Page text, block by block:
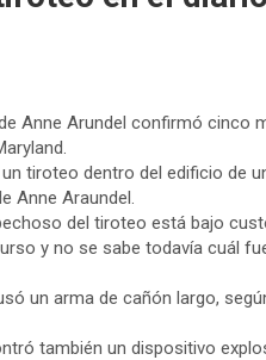
Anne Arundel confirmó
tiroteo dentro del edificio de
Anne Araundel.
del tiroteo está bajo
y no se sabe todavía cuál
un arma de cañón largo,
también un dispositivo